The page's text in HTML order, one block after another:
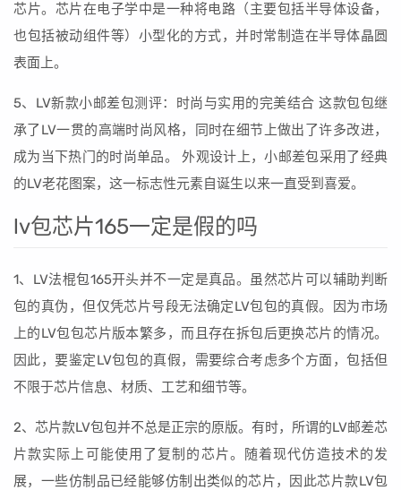
芯片。芯片在电子学中是一种将电路（主要包括半导体设备，
也包括被动组件等）小型化的方式，并时常制造在半导体晶圆
表面上。
5、LV新款小邮差包测评：时尚与实用的完美结合 这款包包继
承了LV一贯的高端时尚风格，同时在细节上做出了许多改进，
成为当下热门的时尚单品。 外观设计上，小邮差包采用了经典
的LV老花图案，这一标志性元素自诞生以来一直受到喜爱。
lv包芯片165一定是假的吗
1、LV法棍包165开头并不一定是真品。虽然芯片可以辅助判断
包的真伪，但仅凭芯片号段无法确定LV包包的真假。因为市场
上的LV包包芯片版本繁多，而且存在拆包后更换芯片的情况。
因此，要鉴定LV包包的真假，需要综合考虑多个方面，包括但
不限于芯片信息、材质、工艺和细节等。
2、芯片款LV包包并不总是正宗的原版。有时，所谓的LV邮差芯
片款实际上可能使用了复制的芯片。随着现代仿造技术的发
展，一些仿制品已经能够仿制出类似的芯片，因此芯片款LV包